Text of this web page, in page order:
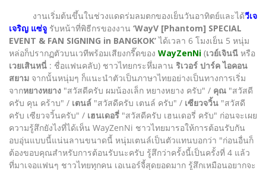
งานเริ่มต้นขึ้นในช่วงแดดร่มลมตกของเย็นวันอาทิตย์และได้วีเจ
เจริญ แซ่จู รับหน้าที่พิธีกรของงาน ‘WayV [Phantom] SPECIAL
EVENT & FAN SIGNING in BANGKOK’ได้เวลา 6 โมงเย็น 5 หนุ่ม
หล่อก็ปรากฏตัวบนเวทีพร้อมเสียงกรี๊ดของ WayZenNi (เวย์เจินนี หรือ
เวยเสินหนี่ : ชื่อแฟนคลับ) ชาวไทยกระหึ่มลาน ริเวอร์ ปาร์ค ไอคอน
สยาม จากนั้นหนุ่มๆ ก็แนะนำตัวเป็นภาษาไทยอย่างเป็นทางการเริ่ม
จากหยางหยาง "สวัสดีครับ ผมน้องเล็ก หยางหยาง ครับ" / คุณ "สวัสดี
ครับ คุน คร้าบ" / เตนล์ "สวัสดีครับ เตนล์ ครับ" / เซียวจวิ้น "สวัสดี
ครับ เซียวจวิ้นครับ" / เฮนเดอรี่ "สวัสดีครับ เฮนเดอรี่ ครับ" ก่อนจะเผย
ความรู้สึกยังไงที่ได้เห็น WayZenNi ชาวไทยมารอให้การต้อนรับกัน
อบอุ่นแบบนี้แน่นลานขนาดนี้ หนุ่มเตนล์เป็นตัวแทนบอกว่า "ก่อนอื่นก็
ต้องขอบคุณสำหรับการต้อนรับนะครับ รู้สึกว่าครั้งนี้เป็นครั้งที่ 4 แล้ว
ที่มาเจอแฟนๆ ชาวไทยทุกคน เอเนอร์จี้สุดยอดมาก รู้สึกเหมือนอยากจะ